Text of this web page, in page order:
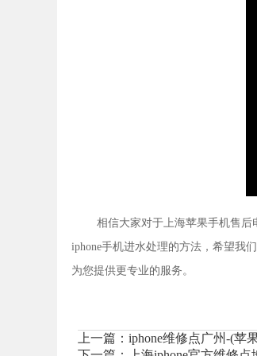
相信大家对于上海苹果手机售
iphone手机进水处理的方法，希望我
为您提供更专业的服务。
上一篇：iphone维修点广州-(苹